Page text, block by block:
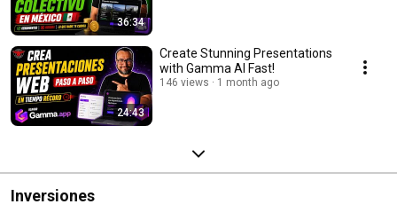
36:34
24:43
Create Stunning Presentations
with Gamma AI Fast!
146 views 1 month ago
Inversiones